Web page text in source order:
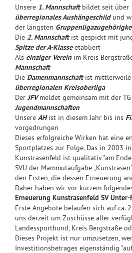
Unsere 1. Mannschaftbildet seit über
überregionales Aushängeschildund
der längsten
Die 2. Mannschaftist gespickt mit
Spitze der A-Klasseetabliert
Als einziger Vereinim Kreis
Mannschaft
Die Damenmannschaftist
überregionalen Kreisoberliga
Der JFVmeldet gemeinsam mit der TG
Jugendmannschaften
Unsere AHist in diesem Jahr bis ins
vorgedrungen
Dieses erfolgreiche Wirken hat eine
Sportplatzes zur Folge. Das in 2003
Kunstrasenfeld ist qualitativ "am
SVU der Mammutaufgabe
den Ersten, die dessen Erneuerung
Daher haben wir vor kurzem
Erneuerung Kunstrasenfeld SV
Erste Angebote belaufen sich auf ca.
uns derzeit um Zuschüsse aller
Landessportbund, Kreis Bergstraße
Dieses Projekt ist nur umzusetzen,
Investitionsbetrages eigenständig